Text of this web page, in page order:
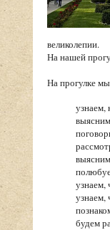
великолепии.
На нашей
На прогулке
узнаем,
узнаем,
будем